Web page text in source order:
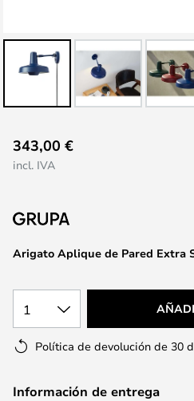
al
comienzo
deArigato Aplique de Pared Extra
343,00 €
incl. IVA
1
Política de devolución de 30
Información de entrega